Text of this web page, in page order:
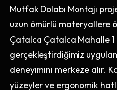
Mutfak Dolabı Montajı
uzun ömürlü materyallere
Çatalca Çatalca Mahalle
gerçekleştirdiğimiz
deneyimini merkeze alır.
yüzeyler ve ergonomik